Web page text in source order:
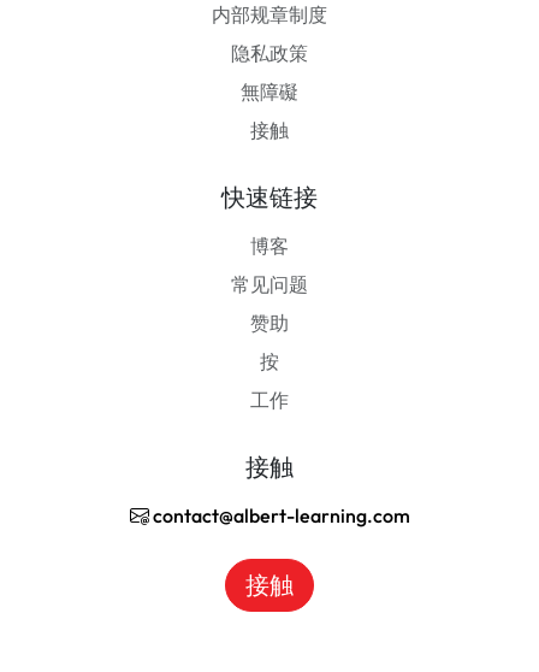
内部规章制度
隐私政策
無障礙
接触
快速链接
博客
常见问题
赞助
按
工作
接触
contact@albert-learning.com
接触